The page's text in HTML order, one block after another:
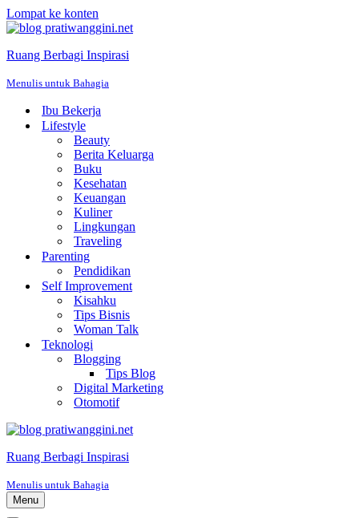
Lompat ke konten
Ruang Berbagi Inspirasi
Menulis untuk Bahagia
Ibu Bekerja
Lifestyle
Beauty
Berita Keluarga
Buku
Kesehatan
Keuangan
Kuliner
Lingkungan
Traveling
Parenting
Pendidikan
Self Improvement
Kisahku
Tips Bisnis
Woman Talk
Teknologi
Blogging
Tips Blog
Digital Marketing
Otomotif
Ruang Berbagi Inspirasi
Menulis untuk Bahagia
Menu
Menu